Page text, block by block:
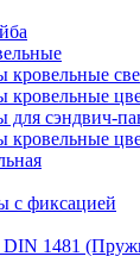
кровельные
кровельные
для сэндвич-
кровельные
с фиксацией
1481